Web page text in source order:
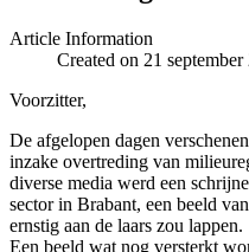
Article Information
Created on 21 september
Voorzitter,
De afgelopen dagen
inzake overtreding van
diverse media werd een
sector in Brabant, een beeld
ernstig aan de laars zou lappen.
Een beeld wat nog versterkt